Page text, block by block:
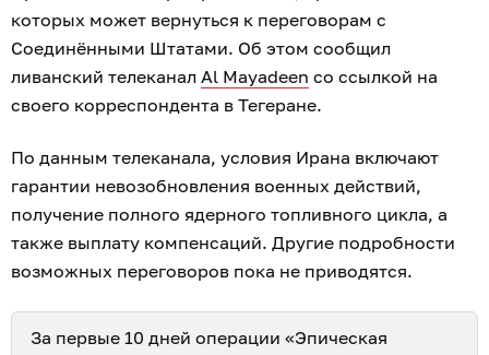
которых может вернуться к переговорам с
Соединёнными Штатами. Об этом сообщил
ливанский телеканал Al Mayadeen со ссылкой на
своего корреспондента в Тегеране.
По данным телеканала, условия Ирана включают
гарантии невозобновления военных действий,
получение полного ядерного топливного цикла, а
также выплату компенсаций. Другие подробности
возможных переговоров пока не приводятся.
За первые 10 дней операции «Эпическая